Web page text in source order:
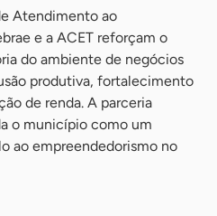
Atendimento ao
e a ACET reforçam o
do ambiente de negócios
produtiva, fortalecimento
de renda. A parceria
o município como um
ao empreendedorismo no